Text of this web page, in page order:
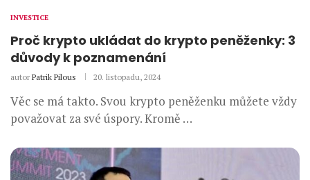
INVESTICE
Proč krypto ukládat do krypto peněženky: 3
důvody k poznamenání
autor Patrik Pilous 20. listopadu, 2024
Věc se má takto. Svou krypto peněženku můžete vždy
považovat za své úspory. Kromě …